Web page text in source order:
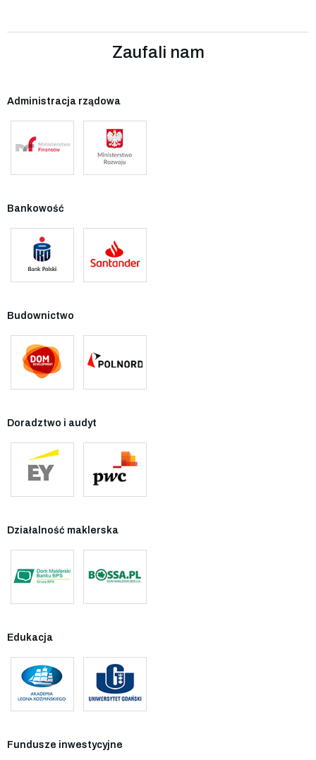
Zaufali nam
Administracja rządowa
Bankowość
Budownictwo
Doradztwo i audyt
Działalność maklerska
Edukacja
Fundusze inwestycyjne